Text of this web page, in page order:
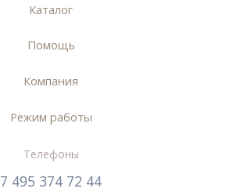
Каталог
Помощь
Компания
Режим работы
Телефоны
7 495 374 72 44